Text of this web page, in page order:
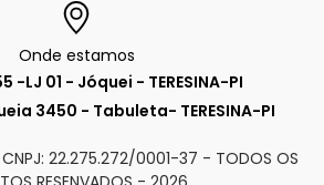
Onde estamos
-LJ 01 - Jóquei - TERESINA-PI
3450 - Tabuleta- TERESINA-PI
CNPJ: 22.275.272/0001-37 - TODOS OS